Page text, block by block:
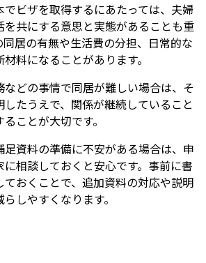
ビザを取得するにあたっては、夫婦
を共にする意思と実態があることも重
居の有無や生活費の分担、日常的な
料になることがあります。
どの事情で同居が難しい場合は、そ
たうえで、関係が継続していること
ことが大切です。
資料の準備に不安がある場合は、申
相談しておくと安心です。事前に書
おくことで、追加資料の対応や説明
しやすくなります。